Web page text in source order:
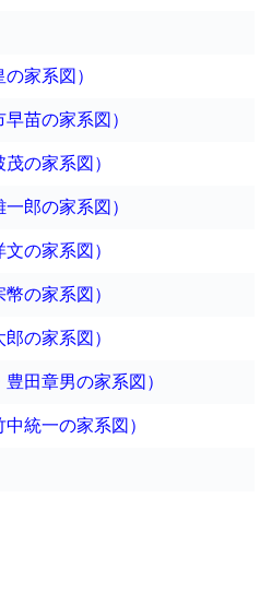
家系図）
苗の家系図）
の家系図）
郎の家系図）
の家系図）
の家系図）
の家系図）
田章男の家系図）
統一の家系図）